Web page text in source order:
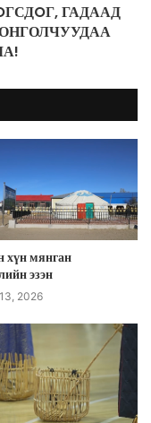
ГАДААД
хүн мянган
эзэн
2026